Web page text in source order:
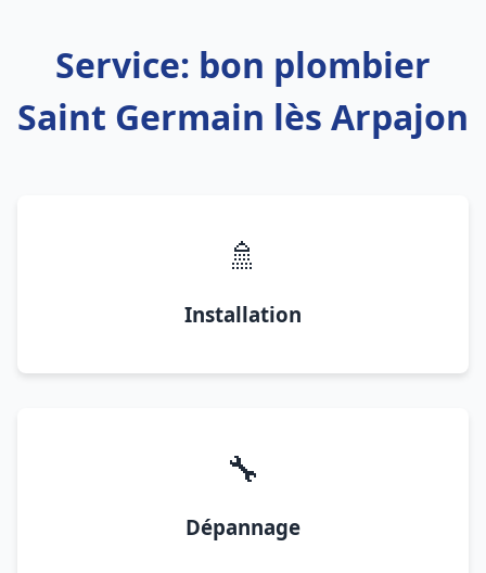
Service: bon plombier
Saint Germain lès Arpajon
🚿
Installation
🔧
Dépannage